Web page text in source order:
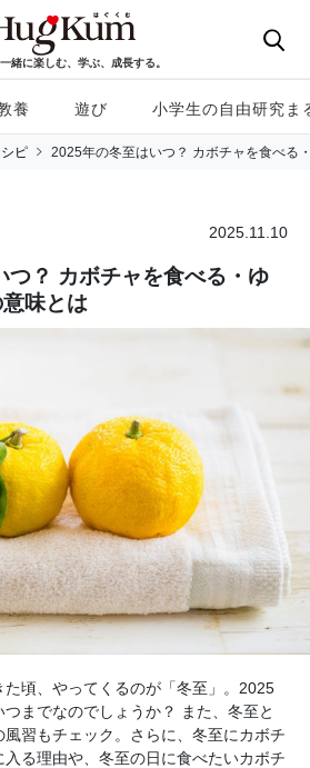
緒に楽しむ、学ぶ、成長する。
養 遊び 小学生の自由研究ま
ピ 2025年の冬至はいつ？ カボチャを食べる
2025.11.10
つ？ カボチャを食べる・ゆ
味とは
頃、やってくるのが「冬至」。2025
までなのでしょうか？ また、冬至と
習もチェック。さらに、冬至にカボチ
る理由や、冬至の日に食べたいカボチ